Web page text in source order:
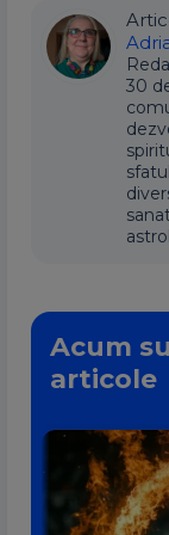
30
Acum
articole